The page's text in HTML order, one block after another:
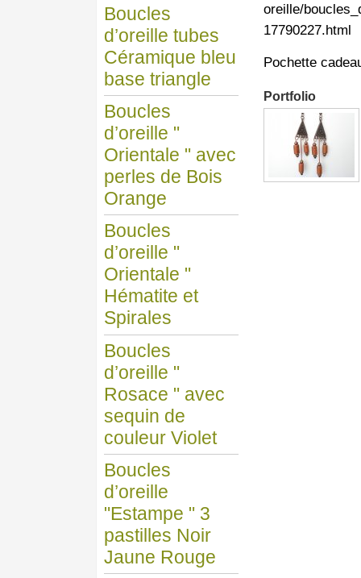
oreille/
17790227.html
Pochette
Portfolio
Boucles
d’oreille tubes
Céramique bleu
base triangle
Boucles
d’oreille "
Orientale " avec
perles de Bois
Orange
Boucles
d’oreille "
Orientale "
Hématite et
Spirales
Boucles
d’oreille "
Rosace " avec
sequin de
couleur Violet
Boucles
d’oreille
"Estampe " 3
pastilles Noir
Jaune Rouge